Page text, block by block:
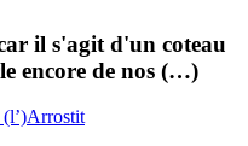
il s'agit d'un coteau
encore de nos (…)